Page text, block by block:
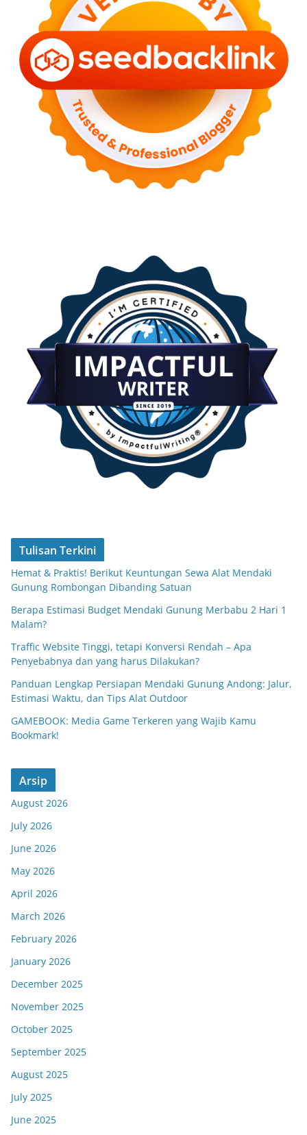
Tulisan Terkini
Hemat & Praktis! Berikut Keuntungan Sewa Alat Mendaki
Gunung Rombongan Dibanding Satuan
Berapa Estimasi Budget Mendaki Gunung Merbabu 2 Hari 1
Malam?
Traffic Website Tinggi, tetapi Konversi Rendah – Apa
Penyebabnya dan yang harus Dilakukan?
Panduan Lengkap Persiapan Mendaki Gunung Andong: Jalur,
Estimasi Waktu, dan Tips Alat Outdoor
GAMEBOOK: Media Game Terkeren yang Wajib Kamu
Bookmark!
Arsip
August 2026
July 2026
June 2026
May 2026
April 2026
March 2026
February 2026
January 2026
December 2025
November 2025
October 2025
September 2025
August 2025
July 2025
June 2025